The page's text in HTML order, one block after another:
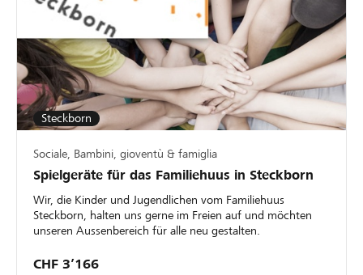
Steckborn
Sociale, Bambini, gioventù & famiglia
Spielgeräte für das Familiehuus in Steckborn
Wir, die Kinder und Jugendlichen vom Familiehuus
Steckborn, halten uns gerne im Freien auf und möchten
unseren Aussenbereich für alle neu gestalten.
CHF 3’166